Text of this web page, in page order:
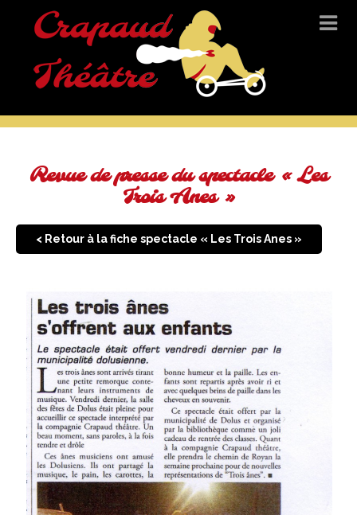
Revue de presse du spectacle « Les
Trois Anes »
< Retour à la fiche spectacle « Les Trois Anes »